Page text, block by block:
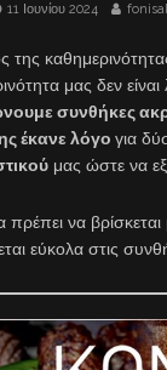
11 Ιουνίου 2024
της
μας δεν
συνθήκες
έκανε λόγο για
μας ώστε να
να
εύκολα στις